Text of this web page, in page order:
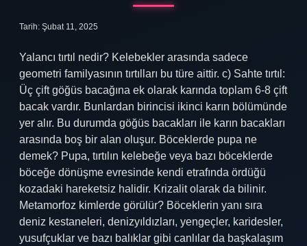
Tarih: Şubat 11, 2025
Yalancı tırtıl nedir? Kelebekler arasında sadece
geometri familyasının tırtılları bu türe aittir. c) Sahte tırtıl:
Üç ​​çift göğüs bacağına ek olarak karında toplam 6-8 çift
bacak vardır. Bunlardan birincisi ikinci karın bölümünde
yer alır. Bu durumda göğüs bacakları ile karın bacakları
arasında boş bir alan oluşur. Böceklerde pupa ne
demek? Pupa, tırtılın kelebeğe veya bazı böceklerde
böceğe dönüşme evresinde kendi etrafında ördüğü
kozadaki hareketsiz halidir. Krizalit olarak da bilinir.
Metamorfoz kimlerde görülür? Böceklerin yanı sıra
deniz kestaneleri, denizyıldızları, yengeçler, karidesler,
yusufçuklar ve bazı balıklar gibi canlılar da başkalaşım